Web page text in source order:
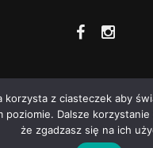
2021 | STRONA
korzysta z ciasteczek aby
poziomie. Dalsze
że zgadzasz się na ich